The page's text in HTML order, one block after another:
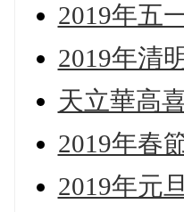
2019年五
2019年清
天立華高
2019年春
2019年元